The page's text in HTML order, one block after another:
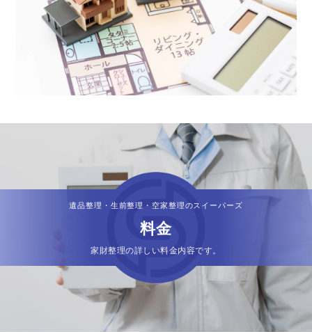
遺品整理・生前整理・空家整理のスイーパーズ
料金
家財整理の詳しい料金内容です。